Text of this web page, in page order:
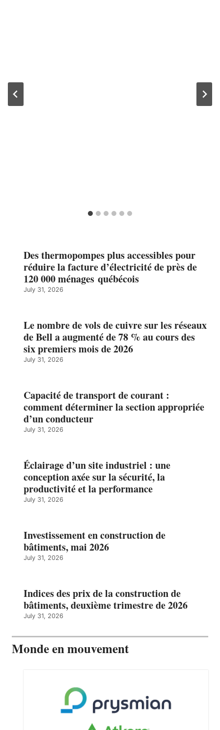
Des thermopompes plus accessibles pour
réduire la facture d’électricité de près de
120 000 ménages québécois
July 31, 2026
Le nombre de vols de cuivre sur les réseaux
de Bell a augmenté de 78 % au cours des
six premiers mois de 2026
July 31, 2026
Capacité de transport de courant :
comment déterminer la section appropriée
d’un conducteur
July 31, 2026
Éclairage d’un site industriel : une
conception axée sur la sécurité, la
productivité et la performance
July 31, 2026
Investissement en construction de
bâtiments, mai 2026
July 31, 2026
Indices des prix de la construction de
bâtiments, deuxième trimestre de 2026
July 31, 2026
Monde en mouvement